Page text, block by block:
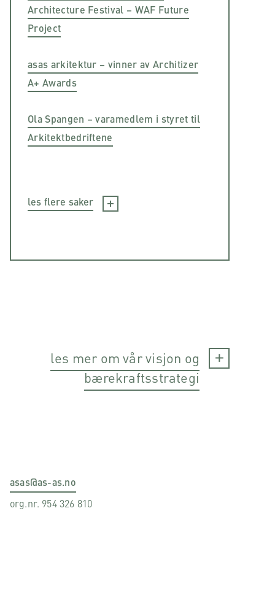
Architecture Festival – WAF Future
Project
asas arkitektur – vinner av Architizer
A+ Awards
Ola Spangen – varamedlem i styret til
Arkitektbedriftene
les flere saker
les mer om vår visjon og
bærekraftsstrategi
asas@as-as.no
org.nr. 954 326 810